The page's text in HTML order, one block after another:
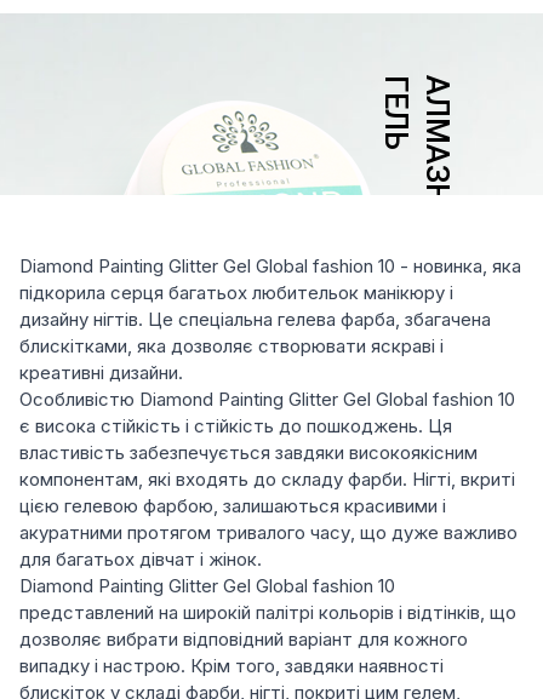
Diamond Painting Glitter Gel Global fashion 10 - новинка, яка
підкорила серця багатьох любительок манікюру і
дизайну нігтів. Це спеціальна гелева фарба, збагачена
блискітками, яка дозволяє створювати яскраві і
креативні дизайни.
Особливістю Diamond Painting Glitter Gel Global fashion 10
є висока стійкість і стійкість до пошкоджень. Ця
властивість забезпечується завдяки високоякісним
компонентам, які входять до складу фарби. Нігті, вкриті
цією гелевою фарбою, залишаються красивими і
акуратними протягом тривалого часу, що дуже важливо
для багатьох дівчат і жінок.
Diamond Painting Glitter Gel Global fashion 10
представлений на широкій палітрі кольорів і відтінків, що
дозволяє вибрати відповідний варіант для кожного
випадку і настрою. Крім того, завдяки наявності
блискіток у складі фарби, нігті, покриті цим гелем,